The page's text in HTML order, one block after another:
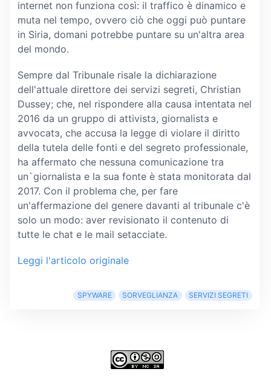
internet non funziona così: il traffico è dinamico e
muta nel tempo, ovvero ciò che oggi può puntare
in Siria, domani potrebbe puntare su un'altra area
del mondo.
Sempre dal Tribunale risale la dichiarazione
dell'attuale direttore dei servizi segreti, Christian
Dussey; che, nel rispondere alla causa intentata nel
2016 da un gruppo di attivistɜ, giornalistɜ e
avvocatɜ, che accusa la legge di violare il diritto
della tutela delle fonti e del segreto professionale,
ha affermato che nessuna comunicazione tra
un`giornalista e la sua fonte è stata monitorata dal
2017. Con il problema che, per fare
un'affermazione del genere davanti al tribunale c'è
solo un modo: aver revisionato il contenuto di
tutte le chat e le mail setacciate.
Leggi l'articolo originale
SPYWARE SORVEGLIANZA SERVIZI SEGRETI